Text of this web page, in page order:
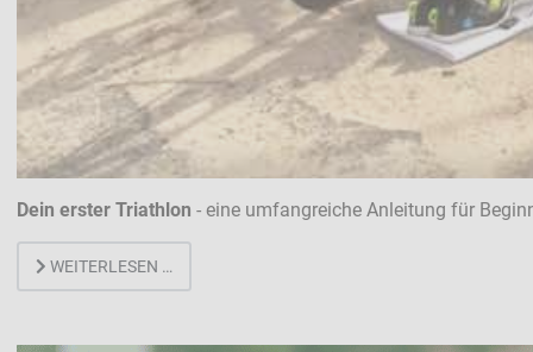
Dein erster Triathlon - eine umfangreiche Anleitung für
WEITERLESEN …